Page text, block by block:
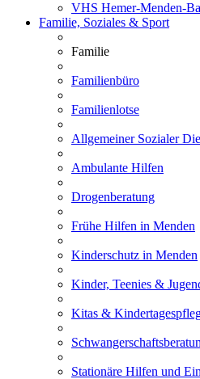
VHS Hemer-Menden-
Familie, Soziales & Sport
Familie
Familienbüro
Familienlotse
Allgemeiner Sozialer
Ambulante Hilfen
Drogenberatung
Frühe Hilfen in Menden
Kinderschutz in Menden
Kinder, Teenies &
Kitas &
Stationäre Hilfen und